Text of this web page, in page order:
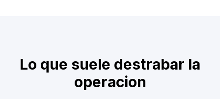
Lo que suele destrabar la
operacion